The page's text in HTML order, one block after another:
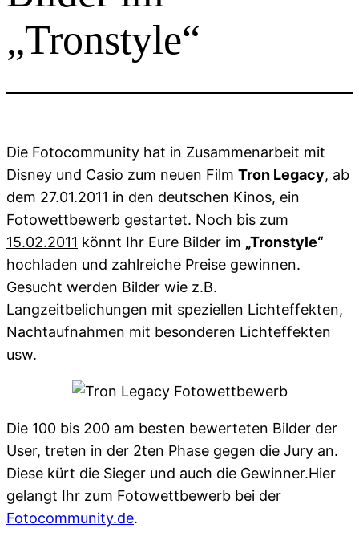
„Tronstyle“
Die Fotocommunity hat in Zusammenarbeit mit
Disney und Casio zum neuen Film Tron Legacy, ab
dem 27.01.2011 in den deutschen Kinos, ein
Fotowettbewerb gestartet. Noch bis zum
15.02.2011 könnt Ihr Eure Bilder im „Tronstyle“
hochladen und zahlreiche Preise gewinnen.
Gesucht werden Bilder wie z.B.
Langzeitbelichungen mit speziellen Lichteffekten,
Nachtaufnahmen mit besonderen Lichteffekten
usw.
Die 100 bis 200 am besten bewerteten Bilder der
User, treten in der 2ten Phase gegen die Jury an.
Diese kürt die Sieger und auch die Gewinner.Hier
gelangt Ihr zum Fotowettbewerb bei der
Fotocommunity.de.